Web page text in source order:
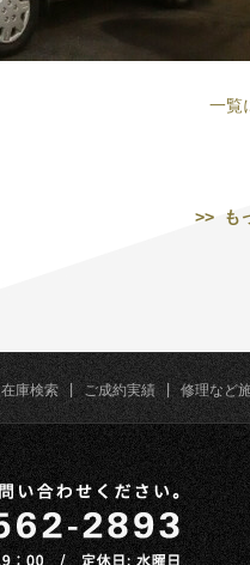
一覧
>> も
在庫検索|ご成約実績|修理など